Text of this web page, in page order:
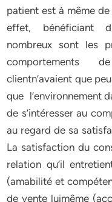
patient est à même
effet, bénéficiant
nombreux sont les
comportements
clientn’avaient que
que l’environnement
de s’intéresser au
au regard de sa
La satisfaction du
relation qu’il
(amabilité et
de vente luimême